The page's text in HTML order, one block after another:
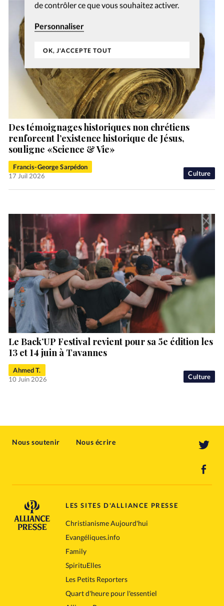
de contrôler ce que vous souhaitez activer.
Personnaliser
OK, J'ACCEPTE TOUT
Culture
Des témoignages historiques non chrétiens
renforcent l’existence historique de Jésus,
souligne «Science & Vie»
Francis-George Sarpédon
17 Juil 2026
Culture
Le Back’UP Festival revient pour sa 5e édition les
13 et 14 juin à Tavannes
Ahmed T.
10 Juin 2026
Nous soutenir Nous écrire
LES SITES D'ALLIANCE PRESSE
Christianisme Aujourd'hui
Evangéliques.info
Family
SpirituElles
Les Petits Reporters
Quart d'heure pour l'essentiel